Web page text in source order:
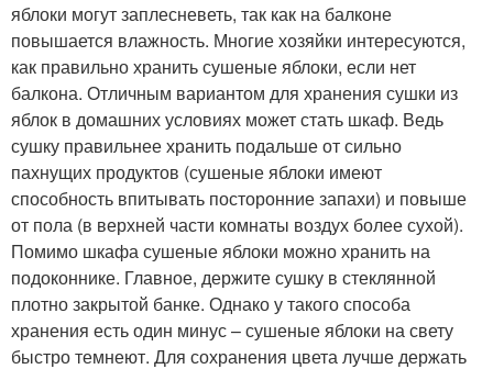
яблоки могут заплесневеть, так как на балконе
повышается влажность. Многие хозяйки интересуются,
как правильно хранить сушеные яблоки, если нет
балкона. Отличным вариантом для хранения сушки из
яблок в домашних условиях может стать шкаф. Ведь
сушку правильнее хранить подальше от сильно
пахнущих продуктов (сушеные яблоки имеют
способность впитывать посторонние запахи) и повыше
от пола (в верхней части комнаты воздух более сухой).
Помимо шкафа сушеные яблоки можно хранить на
подоконнике. Главное, держите сушку в стеклянной
плотно закрытой банке. Однако у такого способа
хранения есть один минус – сушеные яблоки на свету
быстро темнеют. Для сохранения цвета лучше держать